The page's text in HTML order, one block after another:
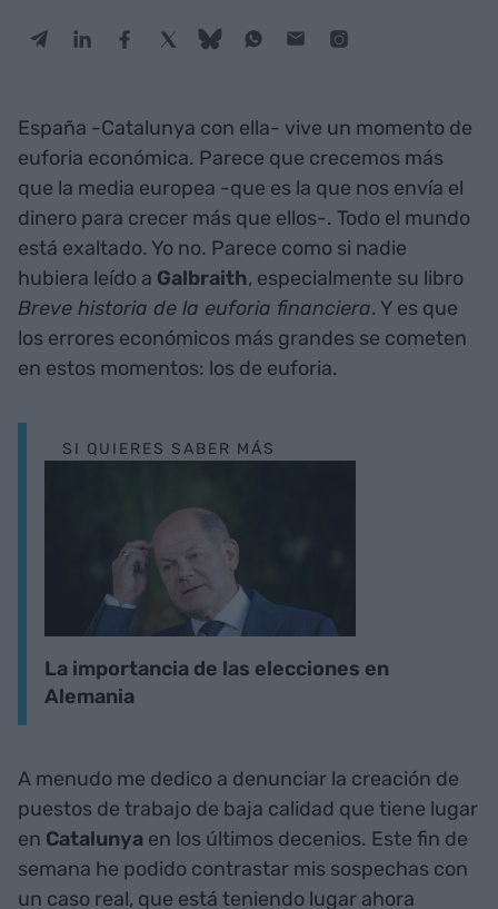
España -Catalunya con ella- vive un momento de
euforia económica. Parece que crecemos más
que la media europea -que es la que nos envía el
dinero para crecer más que ellos-. Todo el mundo
está exaltado. Yo no. Parece como si nadie
hubiera leído a Galbraith, especialmente su libro
Breve historia de la euforia financiera. Y es que
los errores económicos más grandes se cometen
en estos momentos: los de euforia.
SI QUIERES SABER MÁS
La importancia de las elecciones en
Alemania
A menudo me dedico a denunciar la creación de
puestos de trabajo de baja calidad que tiene lugar
en Catalunya en los últimos decenios. Este fin de
semana he podido contrastar mis sospechas con
un caso real, que está teniendo lugar ahora